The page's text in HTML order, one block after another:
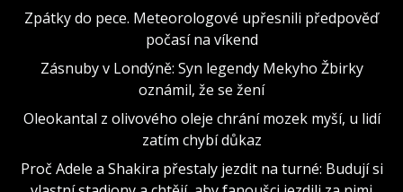
Zpátky do pece. Meteorologové upřesnili předpověď
počasí na víkend
Zásnuby v Londýně: Syn legendy Mekyho Žbirky
oznámil, že se žení
Oleokantal z olivového oleje chrání mozek myší, u lidí
zatím chybí důkaz
Proč Adele a Shakira přestaly jezdit na turné: Budují si